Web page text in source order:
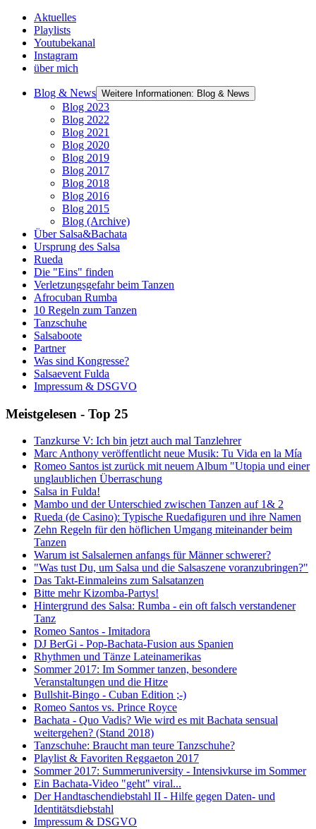
Aktuelles
Playlists
Youtubekanal
Instagram
über mich
Blog & News Weitere Informationen: Blog & News
Blog 2023
Blog 2022
Blog 2021
Blog 2020
Blog 2019
Blog 2017
Blog 2018
Blog 2016
Blog 2015
Blog (Archive)
Über Salsa&Bachata
Ursprung des Salsa
Rueda
Die "Eins" finden
Verletzungsgefahr beim Tanzen
Afrocuban Rumba
10 Regeln zum Tanzen
Tanzschuhe
Salsaboote
Partner
Was sind Kongresse?
Salsaevent Fulda
Impressum & DSGVO
Meistgelesen - Top 25
Tanzkurse V: Ich bin jetzt auch mal Tanzlehrer
Marc Anthony veröffentlicht neue Musik: Tu Vida en la Mía
Romeo Santos ist zurück mit neuem Album "Utopia und einer
unglaublichen Überraschung
Salsa in Fulda!
Mambo und der Unterschied zwischen Tanzen auf 1& 2
Rueda (de Casino): Typische Ruedafiguren und ihre Namen
Zehn Regeln für den höflichen Umgang miteinander beim
Tanzen
Warum ist Salsalernen anfangs für Männer schwerer?
"Was tust Du, um Salsa und die Salsaszene voranzubringen?"
Das Takt-Einmaleins zum Salsatanzen
Bitte mehr Kizomba-Partys!
Hintergrund des Salsa: Rumba - ein oft falsch verstandener
Tanz
Romeo Santos - Imitadora
DJ BerGi - Pop-Bachata-Fusion aus Spanien
Rhythmen und Tänze Lateinamerikas
Sommer 2017: Im Sommer tanzen, besondere
Veranstaltungen und die Hitze
Bullshit-Bingo - Cuban Edition ;-)
Romeo Santos vs. Prince Royce
Bachata - Quo Vadis? Wie wird es mit Bachata sensual
weitergehen? (Stand 2018)
Tanzschuhe: Braucht man teure Tanzschuhe?
Playlist & Favoriten Reggaeton 2017
Sommer 2017: Summeruniversity - Intensivkurse im Sommer
Ein Bachata-Video "geht" viral...
Der Handtaschendiebstahl II - Hilfe gegen Daten- und
Identitätsdiebstahl
Impressum & DSGVO